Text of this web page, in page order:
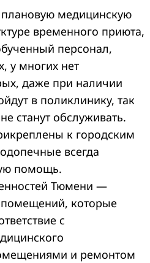
медицинскую
временного приюта,
персонал,
у многих нет
даже при наличии
в поликлинику, так
станут обслуживать.
к городским
всегда
помощь.
Тюмени —
которые
с
и ремонтом